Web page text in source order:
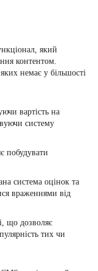
який
контентом.
немає у більшості
вартість на
систему
побудувати
система оцінок та
враженнями від
що дозволяє
тих чи